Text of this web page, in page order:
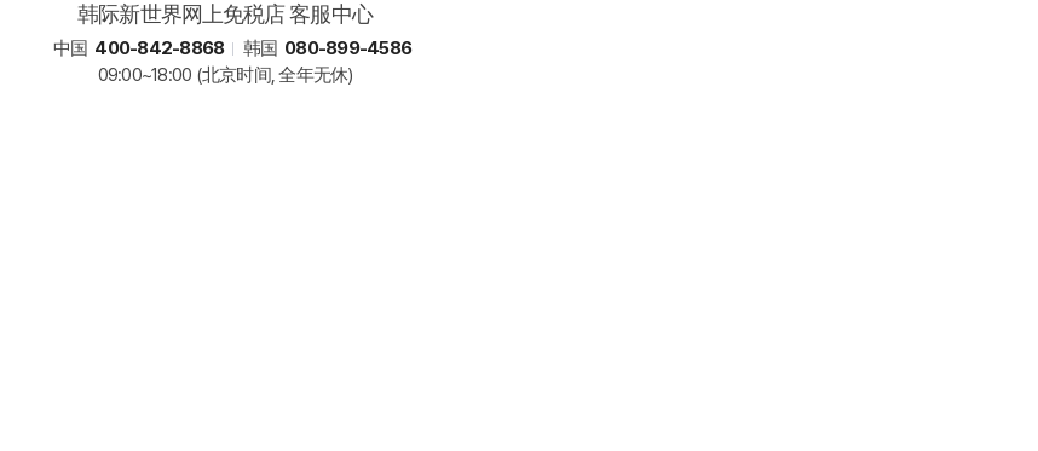
韩际新世界网上免税店 客服中心
中国 400-842-8868 韩国 080-899-4586
09:00~18:00 (北京时间, 全年无休)